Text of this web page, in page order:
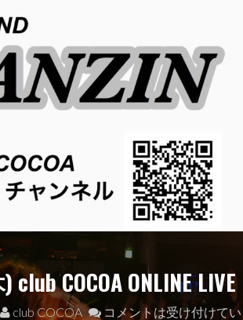
COCOA ONLINE LIVE
club COCOA
コメントは受け付けてい